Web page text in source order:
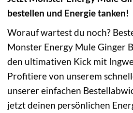
bestellen und Energie tanken!
Worauf wartest du noch?
Monster Energy Mule Ginger
den ultimativen Kick mit
Profitiere von unserem
unserer einfachen
jetzt deinen persönlichen